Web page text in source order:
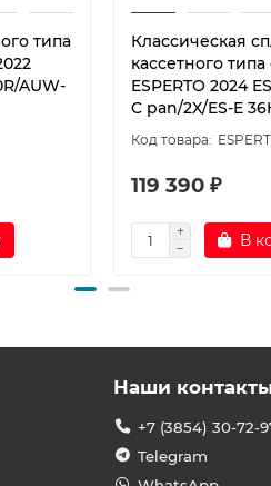
типа
AUW-
Классическая
кассетного
ESPERTO 2024
C pan/2X/ES-E
119 390 ₽
В
Наши
+7 (3854) 30-72-
Telegram